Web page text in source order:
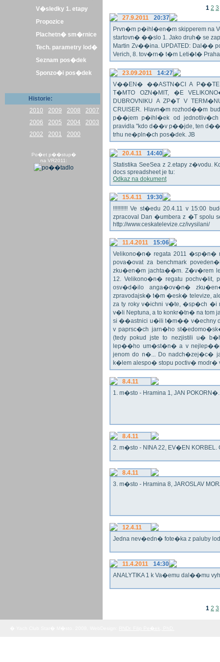
V�sledky 1. etapy
Propozice
Plachetn� sm�rnice
Tech. parametry lod�
Seznam pos�dek
Sponzo�i pos�dek
Historie:
2010
2009 2008
2007
2006
2005 2004
2003
2002
2001 2000
Po�et p��stup�
na VR2011:
1 2 3
27.9.2011
20:37
Prvn�m p�ihl�en�m skipperem na
startovn� ��slo 1. Jako druh� se
Martin Zv��ina. UPDATED: Dal��
Verich, 8. tov�rn� t�m Leti�t� Praha
23.09.2011
14:27
V��EN� ��ASTN�CI A
T�MTO OZN�MIT, �E
DUBROVNIKU A ZP�T V
CRUISER. Hlavn�m rozhod��m
p��jem p�ihl�ek od
pravidla "kdo d��v p��jde, ten
trhu ne�pln�ch pos�dek. JB
20.4.11
14:40
Statistika SeeSea z 2.etapy z�vodu.
docs spreadsheet je tu:
Odkaz na dokument
15.4.11
19:30
!!!!!!!!!! Ve st�edu 20.4.11 v 15:00
zpracoval Dan �umbera z �T spolu
http://www.ceskatelevize.cz/ivysilani/
11.4.2011
15:06
Velikono�n� regata 2011 �sp�n�
pova�ovat za benchmark
zku�en�m jachta��m. Z�v�rem
12. Velikono�n� regatu
osv�d�ilo anga�ov�n�
zpravodajsk� t�m �esk� televize,
za ty roky v�ichni v�te, �sp�ch
v�li Neptuna, a to konkr�tn� na tom
si ��astnici u�ili t�m�� v�echny
v paprsc�ch jarn�ho
(tedy pokud jste to nezjistili u�
lep��ho um�st�n� a v
jenom do n�... Do nadch�zej�c�
k�lem alespo� stopu poctiv�
8.4.11
1. m�sto - Hramina 1, JAN
8.4.11
2. m�sto - NINA 22, EV�EN KORBEL.
8.4.11
3. m�sto - Hramina 8, JAROSLAV
12.4.11
Jedna nev�edn� fote�ka z paluby
11.4.2011
14:30
ANALYTIKA 1 k Va�emu dal��mu
1 2 3